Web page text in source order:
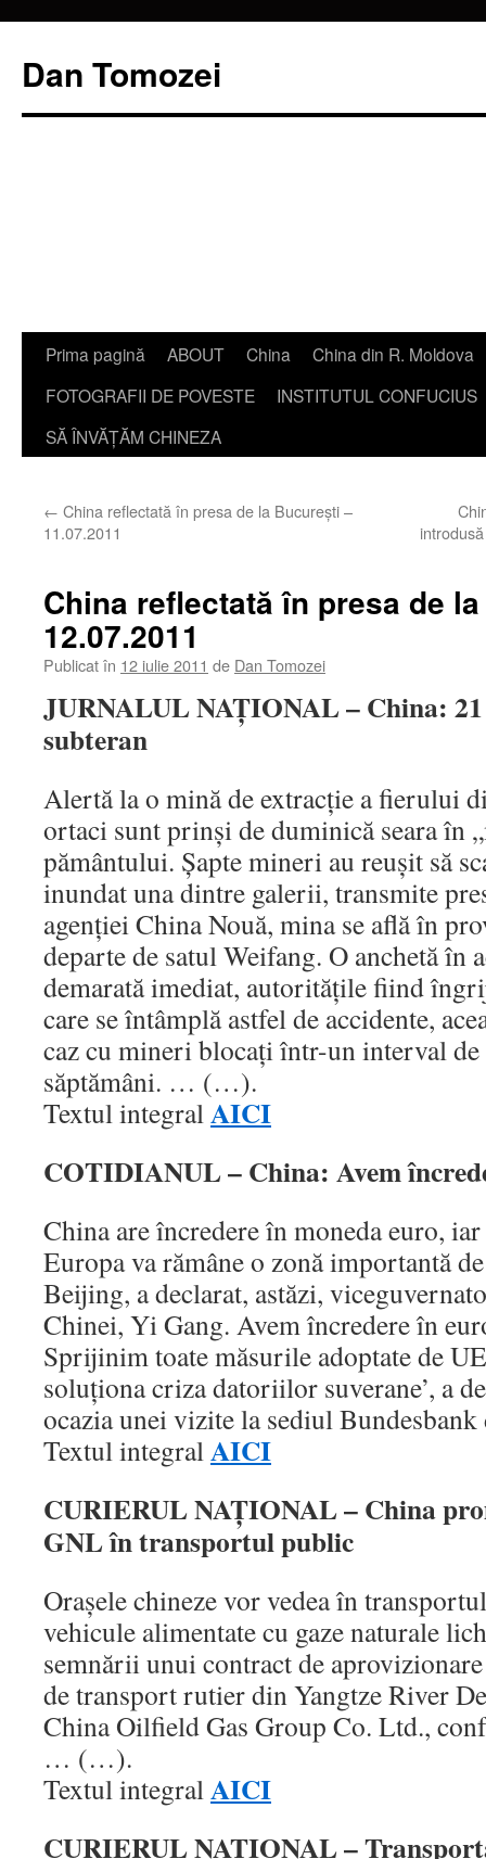
Dan Tomozei
Sari
conținut
Prima pagină ABOUT China
China din R. Moldova
FOTOGRAFII DE POVESTE
INSTITUTUL CONFUCIUS
SĂ ÎNVĂŢĂM CHINEZA
← China reflectată în presa de la Bucureşti –
11.07.2011
China reflectată în presa de
12.07.2011
Publicat în 12 iulie 2011 de Dan Tomozei
JURNALUL NAŢIONAL – China:
subteran
Alertă la o mină de extracţie a fierului
ortaci sunt prinşi de duminică seara în
pământului. Şapte mineri au reuşit să
inundat una dintre galerii, transmite
agenţiei China Nouă, mina se află în
departe de satul Weifang. O anchetă în
demarată imediat, autorităţile fiind
care se întâmplă astfel de accidente,
caz cu mineri blocaţi într-un interval
săptămâni. … (…).
Textul integralAICI
COTIDIANUL – China: Avem
China are încredere în moneda euro,
Europa va rămâne o zonă importantă
Beijing, a declarat, astăzi,
Chinei, Yi Gang. Avem încredere în
Sprijinim toate măsurile adoptate de
soluţiona criza datoriilor suverane’, a
ocazia unei vizite la sediul
Textul integralAICI
CURIERUL NAŢIONAL – China
GNL în transportul public
Oraşele chineze vor vedea în
vehicule alimentate cu gaze naturale
semnării unui contract de
de transport rutier din Yangtze River
China Oilfield Gas Group Co. Ltd.,
… (…).
Textul integralAICI
CURIERUL NAŢIONAL –